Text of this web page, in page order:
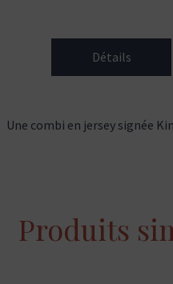
Détails
Une combi en jersey signée
Produits